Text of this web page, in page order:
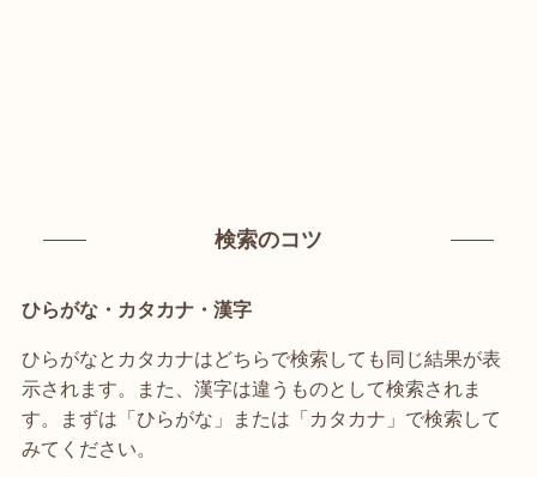
検索のコツ
ひらがな・カタカナ・漢字
ひらがなとカタカナはどちらで検索しても同じ結果が表
示されます。また、漢字は違うものとして検索されま
す。まずは「ひらがな」または「カタカナ」で検索して
みてください。